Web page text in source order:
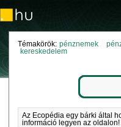
Témakörök: pénznemek
kereskedelem
Az Ecopédia egy bárki által
információ legyen az